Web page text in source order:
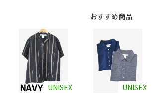
おすすめ商品
UNISEX
UNISEX